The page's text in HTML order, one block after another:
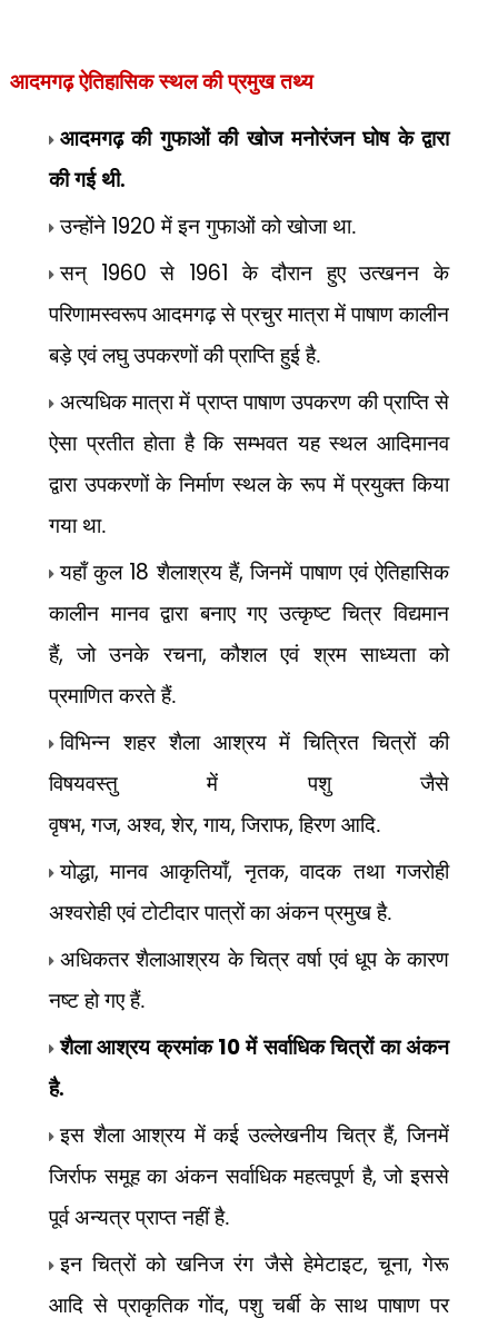
आदमगढ़ ऐतिहासिक स्थल की प्रमुख तथ्य
आदमगढ़ की गुफाओं की खोज मनोरंजन घोष के द्वारा
की गई थी.
उन्होंने 1920 में इन गुफाओं को खोजा था.
सन् 1960 से 1961 के दौरान हुए उत्खनन के
परिणामस्वरूप आदमगढ़ से प्रचुर मात्रा में पाषाण कालीन
बड़े एवं लघुउपकरणों की प्राप्ति हुई है.
अत्यधिक मात्रा में प्राप्त पाषाण उपकरण की प्राप्ति से
ऐसा प्रतीत होता है कि सम्भवत यह स्थल आदिमानव
द्वाराउपकरणों के निर्माण स्थल के रूप में प्रयुक्त किया
गया था.
यहाँ कुल 18 शैलाश्रय हैं,जिनमें पाषाणएवं ऐतिहासिक
कालीन मानव द्वारा बनाए गए उत्कृष्ट चित्र विद्यमान
हैं,जो उनके रचना,कौशल एवं श्रम साध्यता को
प्रमाणित करते हैं.
विभिन्न शहर शैला आश्रय में चित्रित चित्रों की
विषयवस्तु में पशु जैसे
वृषभ,गज, अश्व,शेर,गाय,जिराफ,हिरण आदि.
योद्धा,मानव आकृतियाँ,नृतक,वादक तथा गजरोही
अश्वरोही एवं टोटीदारपात्रों का अंकन प्रमुख है.
अधिकतर शैलाआश्रय के चित्र वर्षा एवं धूप के कारण
नष्ट हो गए हैं.
शैला आश्रय क्रमांक10में सर्वाधिक चित्रों का अंकन
है.
इस शैला आश्रय में कई उल्लेखनीयचित्र हैं,जिनमें
जिर्राफ समूह का अंकनसर्वाधिक महत्वपूर्ण है,जो इससे
पूर्व अन्यत्र प्राप्त नहीं है.
इन चित्रों को खनिज रंग जैसे हेमेटाइट,चूना,गेरू
आदि से प्राकृतिक गोंद,पशु चर्बी के साथ पाषाण पर